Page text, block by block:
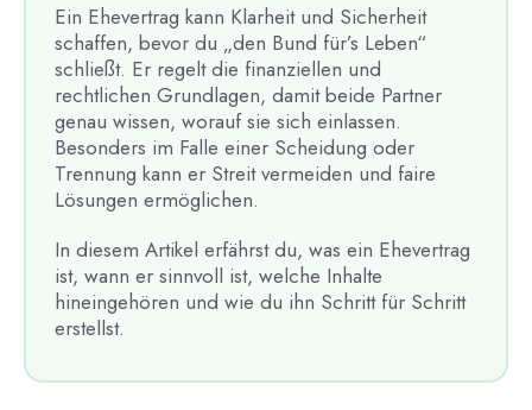
Ein Ehevertrag kann Klarheit und Sicherheit
schaffen, bevor du „den Bund für’s Leben“
schließt. Er regelt die finanziellen und
rechtlichen Grundlagen, damit beide Partner
genau wissen, worauf sie sich einlassen.
Besonders im Falle einer Scheidung oder
Trennung kann er Streit vermeiden und faire
Lösungen ermöglichen.
In diesem Artikel erfährst du, was ein Ehevertrag
ist, wann er sinnvoll ist, welche Inhalte
hineingehören und wie du ihn Schritt für Schritt
erstellst.